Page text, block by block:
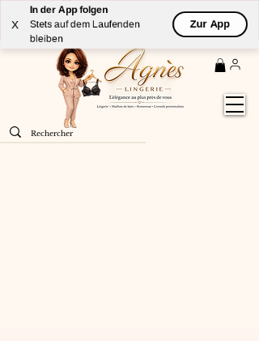
X
In der App folgen
Stets auf dem Laufenden
bleiben
Zur App
LivraisonGRATUITE (à partir de 59€) à domicile par
Colissimo en France métropolitaine
zum Anzeigen.